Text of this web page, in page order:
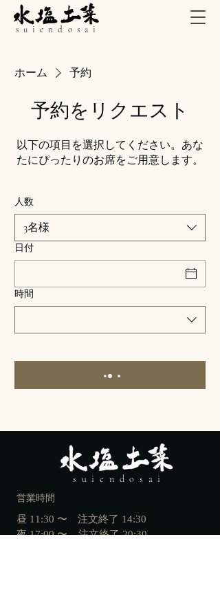
suiendosai
ホーム 予約
予約をリクエスト
以下の項目を選択してください。あな
たにぴったりのお席をご用意します。
人数
3名様
日付
時間
suiendosai
営業時間
昼 11:30 〜 注文終了 14:30
夜 17:00 〜 注文終了 20:30